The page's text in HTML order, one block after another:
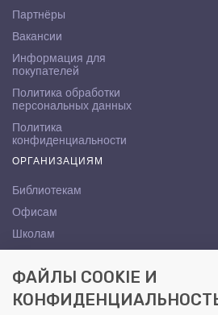
Партнёры
Вакансии
Информация для
покупателей
Политика обработки
персональных данных
Политика
конфиденциальности
ОРГАНИЗАЦИЯМ
Библиотекам
Офисам
Школам
КОНТАКТЫ
Саратов, ул. Осипова, 10А
ФАЙЛЫ COOKIE И